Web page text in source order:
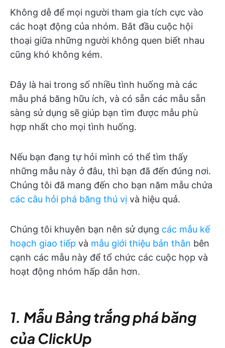
Không dễ để mọi người tham gia tích cực vào
các hoạt động của nhóm. Bắt đầu cuộc hội
thoại giữa những người không quen biết nhau
cũng khó không kém.
Đây là hai trong số nhiều tình huống mà các
mẫu phá băng hữu ích, và có sẵn các mẫu sẵn
sàng sử dụng sẽ giúp bạn tìm được mẫu phù
hợp nhất cho mọi tình huống.
Nếu bạn đang tự hỏi mình có thể tìm thấy
những mẫu này ở đâu, thì bạn đã đến đúng nơi.
Chúng tôi đã mang đến cho bạn năm mẫu chứa
các câu hỏi phá băng thú vị và hiệu quả.
Chúng tôi khuyên bạn nên sử dụng các mẫu kế
hoạch giao tiếp và mẫu giới thiệu bản thân bên
cạnh các mẫu này để tổ chức các cuộc họp và
hoạt động nhóm hấp dẫn hơn.
1. Mẫu Bảng trắng phá băng
của ClickUp